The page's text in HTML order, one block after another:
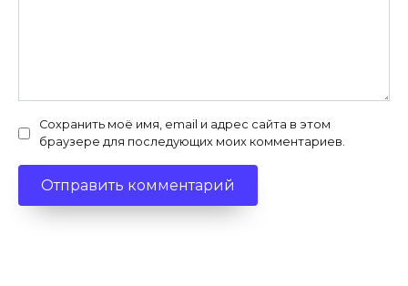
Сохранить моё имя, email и адрес сайта в этом
браузере для последующих моих комментариев.